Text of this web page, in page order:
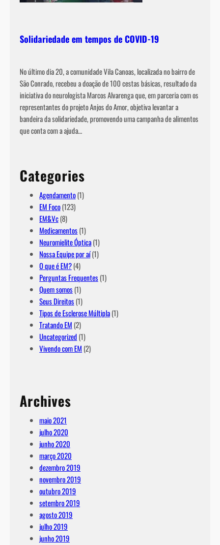
Solidariedade em tempos de COVID-19
No último dia 20, a comunidade Vila Canoas, localizada no bairro de
São Conrado, recebeu a doação de 100 cestas básicas, resultado da
iniciativa do neurologista Marcos Alvarenga que, em parceria com os
representantes do projeto Anjos do Amor, objetiva levantar a
bandeira da solidariedade, promovendo uma campanha de alimentos
que conta com a ajuda…
Categories
Agendamento(1)
EM Foco(123)
EM&Vc(8)
Medicamentos(1)
Neuromielite Óptica(1)
Nossa Equipe por aí(1)
O que é EM?(4)
Perguntas Frequentes(1)
Quem somos(1)
Seus Direitos(1)
Tipos de Esclerose Múltipla(1)
Tratando EM (2)
Uncategorized (1)
Vivendo com EM (2)
Archives
maio 2021
julho 2020
junho 2020
março 2020
dezembro 2019
novembro 2019
outubro 2019
setembro 2019
agosto 2019
julho 2019
junho 2019